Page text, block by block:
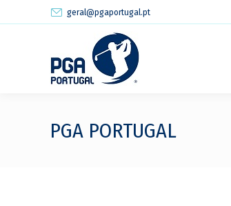
geral@pgaportugal.pt
PGA PORTUGAL